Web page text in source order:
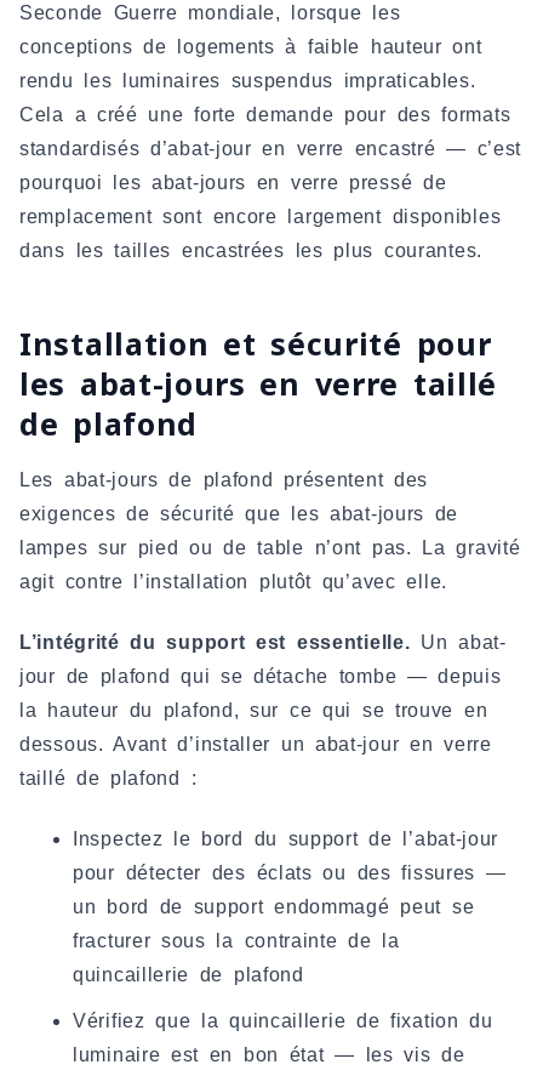
Seconde Guerre mondiale, lorsque les
conceptions de logements à faible hauteur ont
rendu les luminaires suspendus impraticables.
Cela a créé une forte demande pour des formats
standardisés d’abat-jour en verre encastré — c’est
pourquoi les abat-jours en verre pressé de
remplacement sont encore largement disponibles
dans les tailles encastrées les plus courantes.
Installation et sécurité pour
les abat-jours en verre taillé
de plafond
Les abat-jours de plafond présentent des
exigences de sécurité que les abat-jours de
lampes sur pied ou de table n’ont pas. La gravité
agit contre l’installation plutôt qu’avec elle.
L’intégrité du support est essentielle. Un abat-
jour de plafond qui se détache tombe — depuis
la hauteur du plafond, sur ce qui se trouve en
dessous. Avant d’installer un abat-jour en verre
taillé de plafond :
Inspectez le bord du support de l’abat-jour
pour détecter des éclats ou des fissures —
un bord de support endommagé peut se
fracturer sous la contrainte de la
quincaillerie de plafond
Vérifiez que la quincaillerie de fixation du
luminaire est en bon état — les vis de